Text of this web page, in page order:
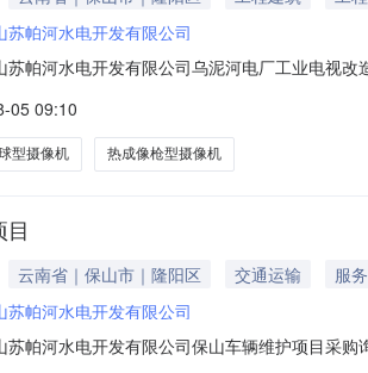
苏帕河水电开发有限公司
苏帕河水电开发有限公司乌泥河电厂工业电视
场点位较少，特别是大坝区域点位已经无法满
工作压力。（二）工作内容负责完成本项
05 09:10
型摄像机 热成像枪型摄像机
云南省｜保山市｜隆阳区 交通运输
服务
苏帕河水电开发有限公司
苏帕河水电开发有限公司保山车辆维护项目采